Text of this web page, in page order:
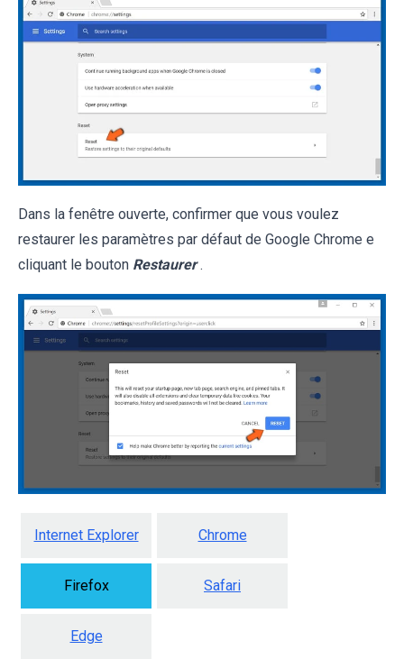
Dans la fenêtre ouverte, confirmer que vous voulez
restaurer les paramètres par défaut de Google Chrome e
cliquant le bouton Restaurer .
Internet Explorer Chrome
Firefox Safari
Edge